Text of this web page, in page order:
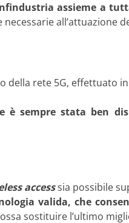
assieme a
all’attuazione
della rete 5G, effettuato in
sempre stata ben
accesssia possibile
valida, che
sostituire l’ultimo